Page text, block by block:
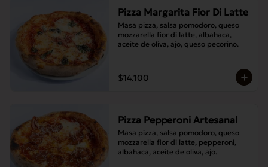
Pizza Margarita Fior Di Latte
Masa pizza, salsa pomodoro, queso
mozzarella fior di latte, albahaca,
aceite de oliva, ajo, queso pecorino.
$14.100
Pizza Pepperoni Artesanal
Masa pizza, salsa pomodoro, queso
mozzarella fior di latte, pepperoni,
albahaca, aceite de oliva, ajo.